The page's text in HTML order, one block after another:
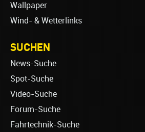
Wallpaper
Wind- & Wetterlinks
SUCHEN
News-Suche
Spot-Suche
Video-Suche
Forum-Suche
Fahrtechnik-Suche